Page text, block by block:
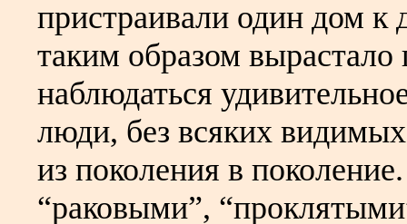
пристраивали один дом к
таким образом вырастало
наблюдаться
люди, без всяких
из поколения в
“раковыми”,